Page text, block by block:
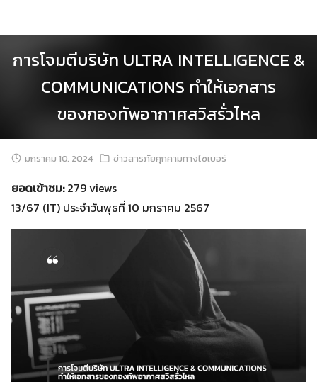
การโจมตีบริษัท ULTRA INTELLIGENCE &
COMMUNICATIONS ทำให้เอกสาร
ของกองทัพอากาศสวิสรั่วไหล
มกราคม 10, 2024 ข่าวสารภัยคุกคามทางไซเบอร์
ยอดเข้าชม:279 views
13/67 (IT) ประจำวันพุธที่ 10 มกราคม 2567